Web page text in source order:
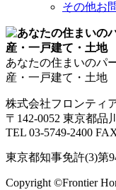
その他お
あなたの住まいのパ
産・一戸建て・土地
株式会社フロンティ
〒142-0052 東京都品
TEL 03-5749-2400
東京都知事免許(3)第
Copyright ©Frontier